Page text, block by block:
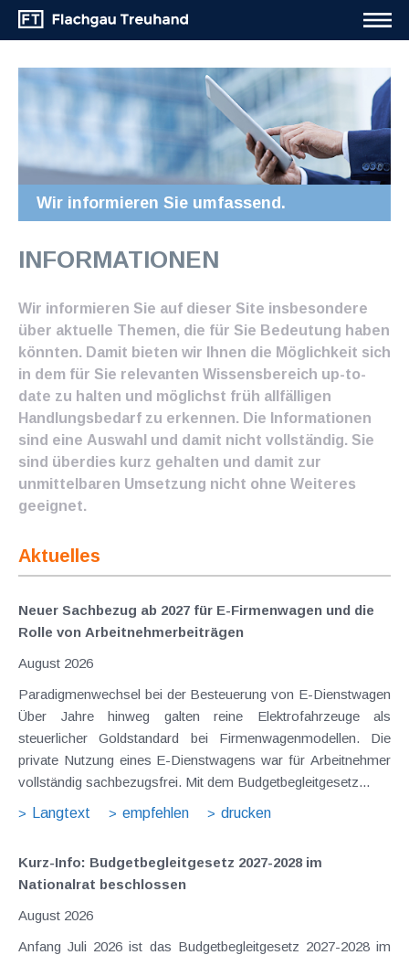
Wir informieren Sie umfassend.
INFORMATIONEN
Wir informieren Sie auf dieser Site insbesondere
über aktuelle Themen, die für Sie Bedeutung haben
könnten. Damit bieten wir Ihnen die Möglichkeit sich
in dem für Sie relevanten Wissensbereich up-to-
date zu halten und möglichst früh allfälligen
Handlungsbedarf zu erkennen. Die Informationen
sind eine Auswahl und damit nicht vollständig. Sie
sind überdies kurz gehalten und damit zur
unmittelbaren Umsetzung nicht ohne Weiteres
geeignet.
Aktuelles
Neuer Sachbezug ab 2027 für E-Firmenwagen und die
Rolle von Arbeitnehmer​­beiträgen
August 2026
Paradigmenwechsel bei der Besteuerung von E-Dienstwagen
Über Jahre hinweg galten reine Elektrofahrzeuge als
steuerlicher Goldstandard bei Firmenwagenmodellen. Die
private Nutzung eines E-Dienstwagens war für Arbeitnehmer
vollständig sachbezugsfrei. Mit dem Budgetbegleitgesetz...
Langtext
empfehlen drucken
Kurz-Info: Budgetbegleitgesetz 2027-2028 im
Nationalrat beschlossen
August 2026
Anfang Juli 2026 ist das Budgetbegleitgesetz 2027-2028 im